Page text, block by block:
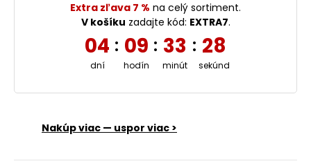
Extra zľava 7 % na celý sortiment.
V košíku zadajte kód: EXTRA7.
04
dní
: 09
hodín
: 33
minút
: 27
sekúnd
Nakúp viac — uspor viac >